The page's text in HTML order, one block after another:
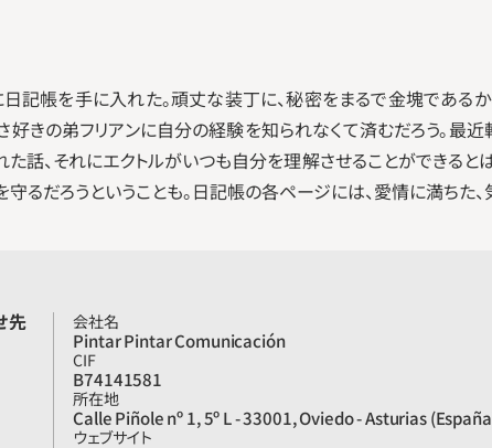
記帳を手に入れた。頑丈な装丁に、秘密をまるで金塊である
好きの弟フリアンに自分の経験を知られなくて済むだろう。
話、それにエクトルがいつも自分を理解させることができると
守るだろうということも。日記帳の各ページには、愛情に満ち
先 会社名
Pintar Pintar Comunicación
CIF
B74141581
所在地
Calle Piñole nº 1, 5º L - 33001, Oviedo - Asturias
ウェブサイト